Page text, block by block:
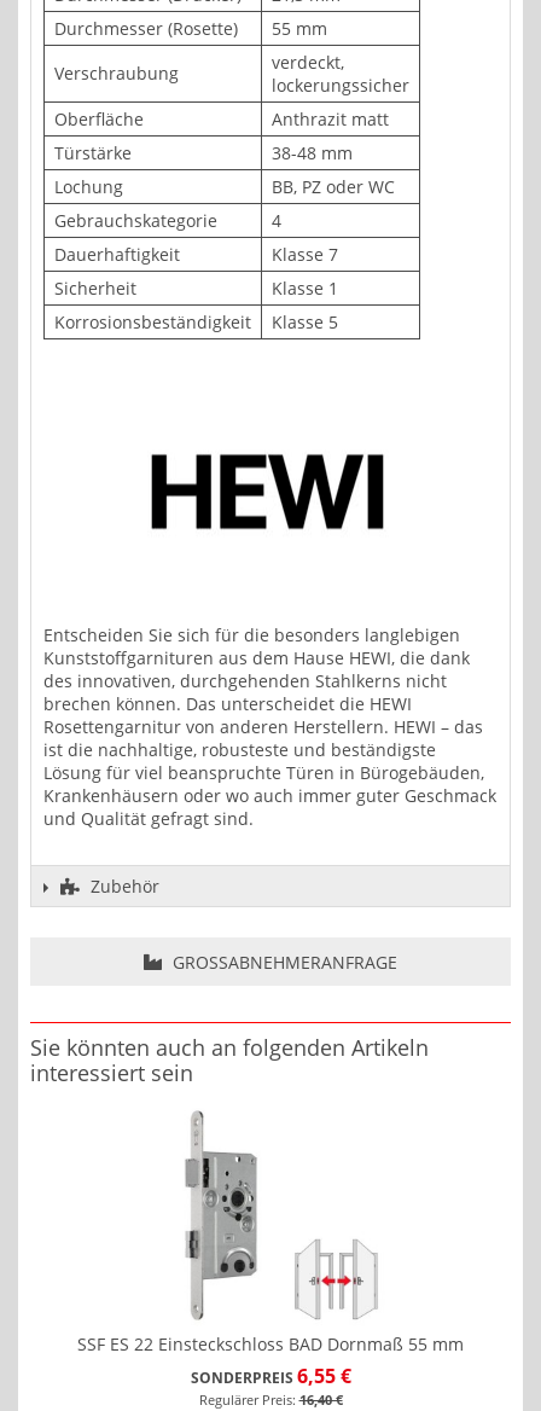
Durchmesser (Rosette)
55 mm
Verschraubung
verdeckt,
lockerungssicher
Oberfläche
Anthrazit matt
Türstärke
38-48 mm
Lochung
BB, PZ oder WC
Gebrauchskategorie
4
Dauerhaftigkeit
Klasse 7
Sicherheit
Klasse 1
Korrosionsbeständigkeit
Klasse 5
Entscheiden Sie sich für die besonders langlebigen
Kunststoffgarnituren aus dem Hause HEWI, die dank
des innovativen, durchgehenden Stahlkerns nicht
brechen können. Das unterscheidet die HEWI
Rosettengarnitur von anderen Herstellern. HEWI – das
ist die nachhaltige, robusteste und beständigste
Lösung für viel beanspruchte Türen in Bürogebäuden,
Krankenhäusern oder wo auch immer guter Geschmack
und Qualität gefragt sind.
Zubehör
GROSSABNEHMERANFRAGE
Sie könnten auch an folgenden Artikeln
interessiert sein
SSF ES 22 Einsteckschloss BAD Dornmaß 55 mm
SONDERPREIS 6,55 €
Regulärer Preis: 16,40 €